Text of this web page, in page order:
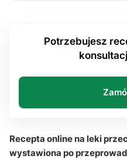
Jak wygląda proces
Jakie preparaty
kiedy są stosowane?
Pytania i odpowiedzi
Potrzebujesz
Recepta online na leki
wystawiona po